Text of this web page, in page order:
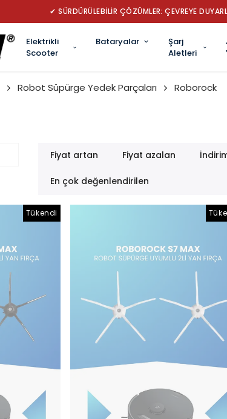
✔ SÜRDÜRÜLEBİLİR ÇÖZÜMLER: ÇEVREYE
Elektrikli
Scooter
Bataryalar
Şarj
Aletleri
Robot Süpürge Yedek Parçaları Roborock
Fiyat artan Fiyat azalan
En çok değenlendirilen
Tükendi